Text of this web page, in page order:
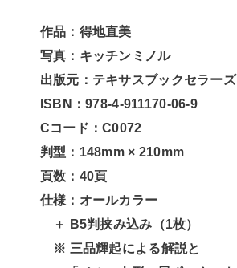
作品 ：得地直美
写真 ：キッチンミノル
出版元 ：テキサスブックセラーズ
ISBN ：978-4-911170-06-9
Cコード ：C0072
判型 ：148mm × 210mm
頁数 ：40頁
仕様 ：オールカラー
＋ B5判挟み込み（1枚）
※ 三品輝起による解説と